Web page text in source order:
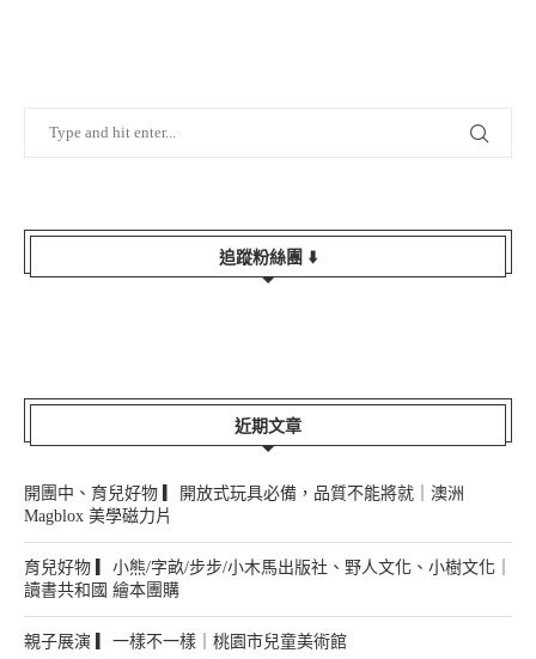
追蹤粉絲團 ⬇️
近期文章
開團中、育兒好物 ▎開放式玩具必備，品質不能將就｜澳洲
Magblox 美學磁力片
育兒好物 ▎小熊/字畝/步步/小木馬出版社、野人文化、小樹文化｜
讀書共和國 繪本團購
親子展演 ▎一樣不一樣｜桃園市兒童美術館